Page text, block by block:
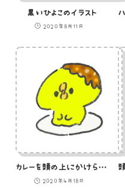
黒いひよこのイラスト
2020年8月11日
カレーを頭の上にかけられたひよこのイラスト
2020年4月18日